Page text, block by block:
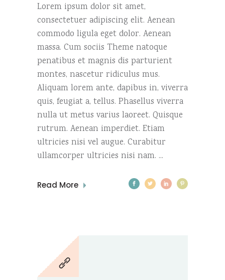
Lorem ipsum dolor sit amet,
consectetuer adipiscing elit. Aenean
commodo ligula eget dolor. Aenean
massa. Cum sociis Theme natoque
penatibus et magnis dis parturient
montes, nascetur ridiculus mus.
Aliquam lorem ante, dapibus in, viverra
quis, feugiat a, tellus. Phasellus viverra
nulla ut metus varius laoreet. Quisque
rutrum. Aenean imperdiet. Etiam
ultricies nisi vel augue. Curabitur
ullamcorper ultricies nisi nam.
Read More